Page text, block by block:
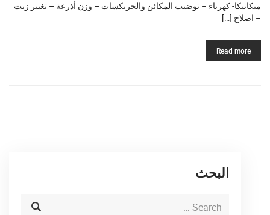
ميكانيكا- كهرباء – توضيب المكائن والجربكسات – وزن أذرعة – تغيير زيت
– اصلاح […]
Read more
البحث